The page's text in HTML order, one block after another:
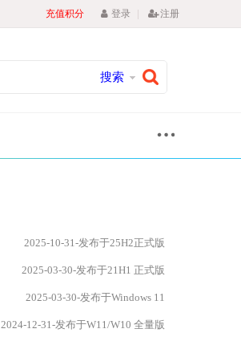
充值积分 登录 | 注册
搜索
2025-10-31-发布于25H2正式版
2025-03-30-发布于21H1 正式版
2025-03-30-发布于Windows 11
2024-12-31-发布于W11/W10 全量版